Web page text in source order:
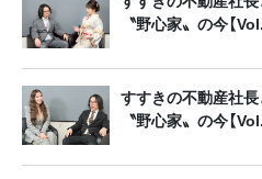
〝野心家〟の今【
すすきの不動産社
〝野心家〟の今【